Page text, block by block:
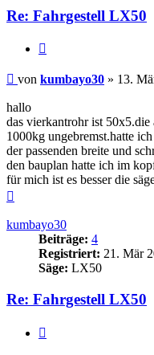
Re: Fahrgestell LX50
Beitrag
von kumbayo30 » 13.
hallo
das vierkantrohr ist
1000kg ungebremst.hatte
der passenden breite und
den bauplan hatte ich im
für mich ist es besser die
kumbayo30
Beiträge: 4
Registriert: 21. Mär
Säge: LX50
Re: Fahrgestell LX50